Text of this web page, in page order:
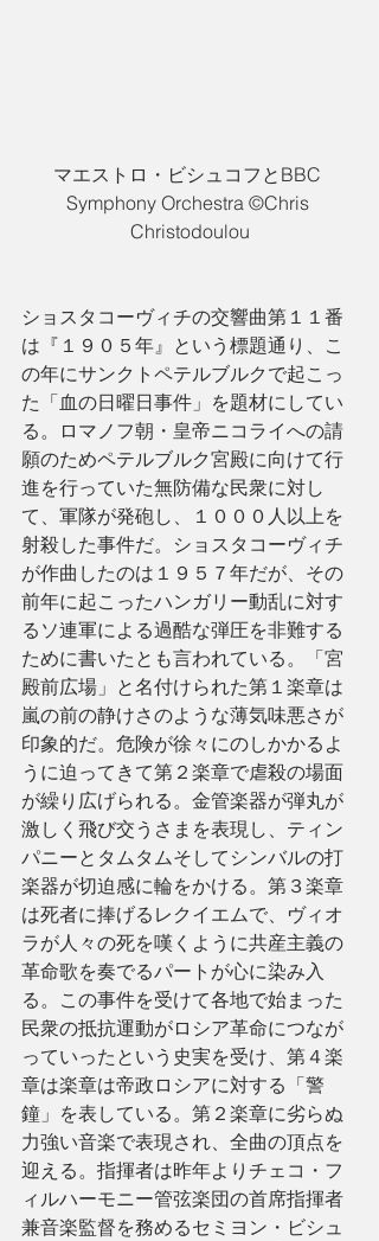
マエストロ・ビシュコフとBBC
Symphony Orchestra ©Chris
Christodoulou
ショスタコーヴィチの交響曲第１１番
は『１９０５年』という標題通り、こ
の年にサンクトペテルブルクで起こっ
た「血の日曜日事件」を題材にしてい
る。ロマノフ朝・皇帝ニコライへの請
願のためペテルブルク宮殿に向けて行
進を行っていた無防備な民衆に対し
て、軍隊が発砲し、１０００人以上を
射殺した事件だ。ショスタコーヴィチ
が作曲したのは１９５７年だが、その
前年に起こったハンガリー動乱に対す
るソ連軍による過酷な弾圧を非難する
ために書いたとも言われている。「宮
殿前広場」と名付けられた第１楽章は
嵐の前の静けさのような薄気味悪さが
印象的だ。危険が徐々にのしかかるよ
うに迫ってきて第２楽章で虐殺の場面
が繰り広げられる。金管楽器が弾丸が
激しく飛び交うさまを表現し、ティン
パニーとタムタムそしてシンバルの打
楽器が切迫感に輪をかける。第３楽章
は死者に捧げるレクイエムで、ヴィオ
ラが人々の死を嘆くように共産主義の
革命歌を奏でるパートが心に染み入
る。この事件を受けて各地で始まった
民衆の抵抗運動がロシア革命につなが
っていったという史実を受け、第４楽
章は楽章は帝政ロシアに対する「警
鐘」を表している。第２楽章に劣らぬ
力強い音楽で表現され、全曲の頂点を
迎える。指揮者は昨年よりチェコ・フ
ィルハーモニー管弦楽団の首席指揮者
兼音楽監督を務めるセミヨン・ビシュ